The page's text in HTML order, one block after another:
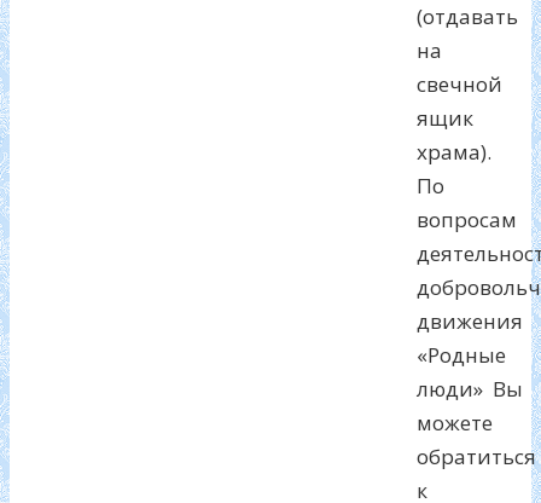
(отдавать
на
свечной
ящик
храма).
По
вопросам
движения
«Родные
люди» Вы
можете
обратиться
к